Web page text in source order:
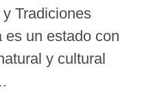
Tradiciones
es un estado con
y cultural